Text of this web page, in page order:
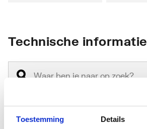
Toestemming Details
Technische informatie